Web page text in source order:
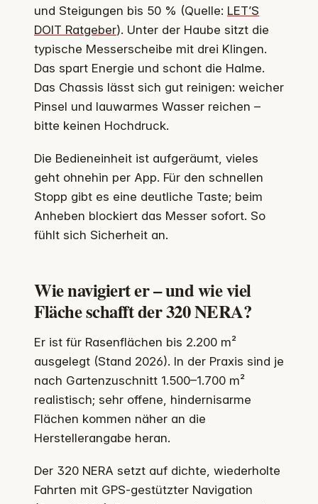
und Steigungen bis 50 % (Quelle: LET’S
DOIT Ratgeber). Unter der Haube sitzt die
typische Messerscheibe mit drei Klingen.
Das spart Energie und schont die Halme.
Das Chassis lässt sich gut reinigen: weicher
Pinsel und lauwarmes Wasser reichen –
bitte keinen Hochdruck.
Die Bedieneinheit ist aufgeräumt, vieles
geht ohnehin per App. Für den schnellen
Stopp gibt es eine deutliche Taste; beim
Anheben blockiert das Messer sofort. So
fühlt sich Sicherheit an.
Wie navigiert er – und wie viel
Fläche schafft der 320 NERA?
Er ist für Rasenflächen bis 2.200 m²
ausgelegt (Stand 2026). In der Praxis sind je
nach Gartenzuschnitt 1.500–1.700 m²
realistisch; sehr offene, hindernisarme
Flächen kommen näher an die
Herstellerangabe heran.
Der 320 NERA setzt auf dichte, wiederholte
Fahrten mit GPS‑gestützter Navigation